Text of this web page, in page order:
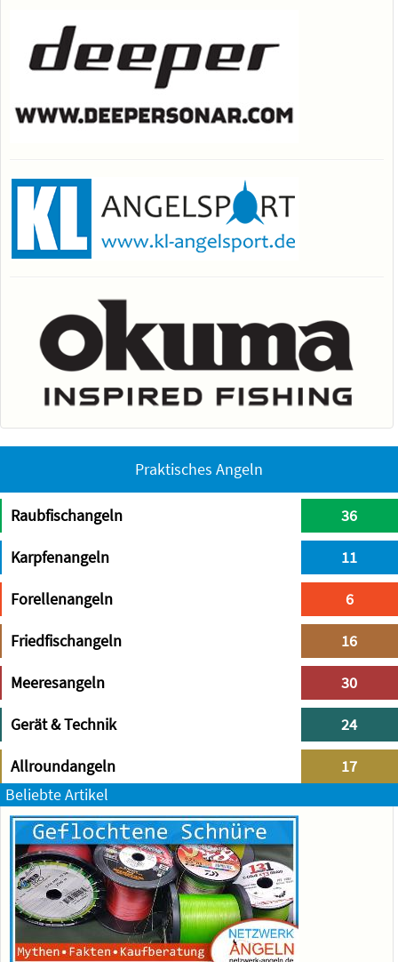
Praktisches Angeln
Raubfischangeln 36
Karpfenangeln 11
Forellenangeln 6
Friedfischangeln 16
Meeresangeln 30
Gerät & Technik 24
Allroundangeln
17
Beliebte Artikel